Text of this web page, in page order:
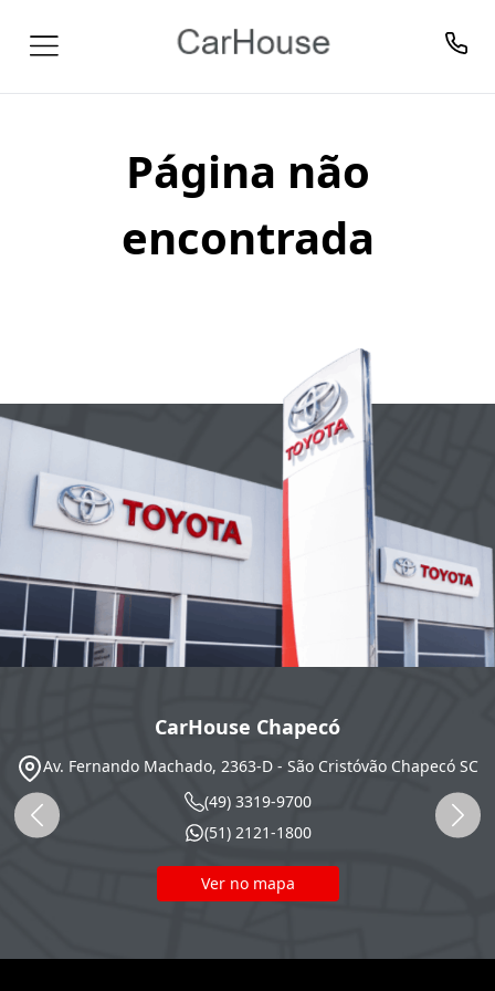
Página não
encontrada
CarHouse Chapecó
Av. Fernando Machado, 2363-D - São Cristóvão Chapecó SC
(49) 3319-9700
(51) 2121-1800
Ver no mapa